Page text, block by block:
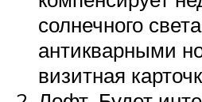
солнечного
антикварными
визитная